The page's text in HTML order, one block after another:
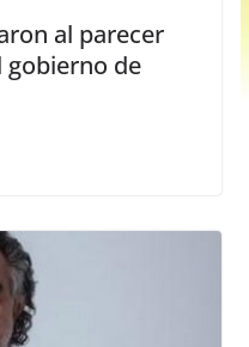
al parecer
gobierno de